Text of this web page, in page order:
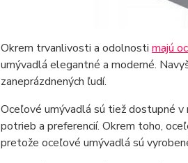
Okrem trvanlivosti a odolnosti majú
umývadlá elegantné a moderné.
zaneprázdnených ľudí.
Oceľové umývadlá sú tiež dostupné v
potrieb a preferencií. Okrem toho,
pretože oceľové umývadlá sú